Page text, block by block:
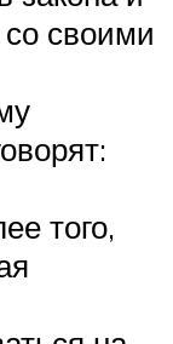
своими
того,